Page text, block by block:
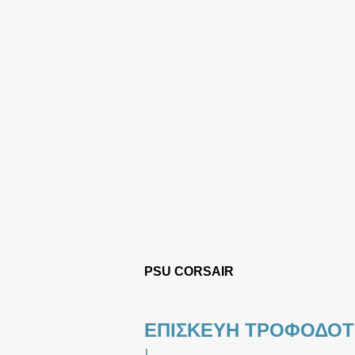
PSU CORSAIR
ΕΠΙΣΚΕΥΗ